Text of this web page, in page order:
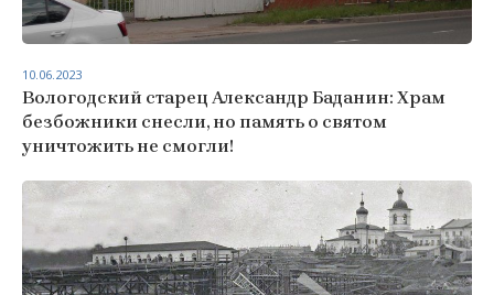
Вологодский старец Александр Баданин: Храм
безбожники снесли, но память о святом
уничтожить не смогли!
10.06.2023